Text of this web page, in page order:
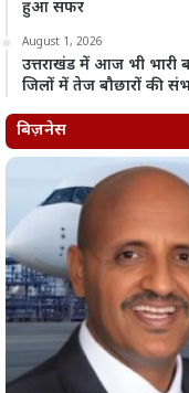
हुआ सफर
August 1, 2026
उत्तराखंड में आज भी भारी
जिलों में तेज बौछारों की
बिज़नेस